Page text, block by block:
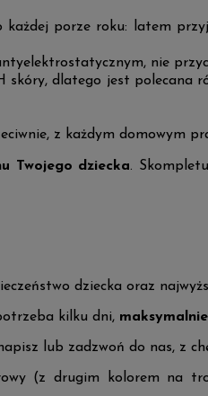
porze roku: latem
nie
dlatego jest polecana
z każdym domowym
Twojego dziecka.
dziecka oraz
kilku dni,
lub zadzwoń do nas, z
(z drugim kolorem na